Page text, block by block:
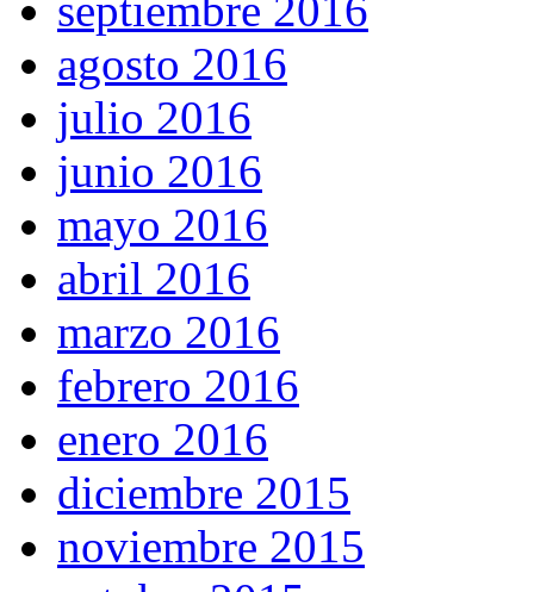
septiembre 2016
agosto 2016
julio 2016
junio 2016
mayo 2016
abril 2016
marzo 2016
febrero 2016
enero 2016
diciembre 2015
noviembre 2015